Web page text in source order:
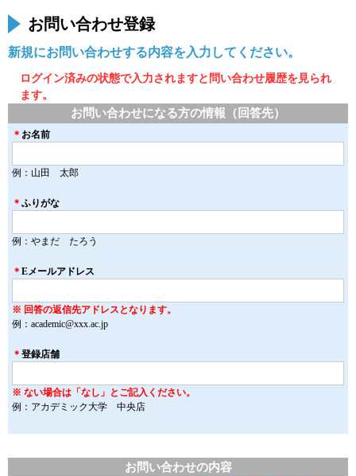
お問い合わせ登録
新規にお問い合わせする内容を入力してください。
ログイン済みの状態で入力されますと問い合わせ履歴を見られ
ます。
お問い合わせになる方の情報（回答先）
＊ お名前
例：山田 太郎
＊ ふりがな
例：やまだ たろう
＊ Eメールアドレス
※ 回答の返信先アドレスとなります。
例：academic@xxx.ac.jp
＊ 登録店舗
※ ない場合は「なし」とご記入ください。
例：アカデミック大学 中央店
お問い合わせの内容